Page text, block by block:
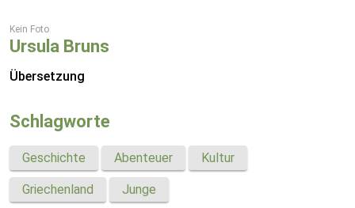
Kein Foto
Ursula Bruns
Übersetzung
Schlagworte
Geschichte Abenteuer Kultur
Griechenland Junge